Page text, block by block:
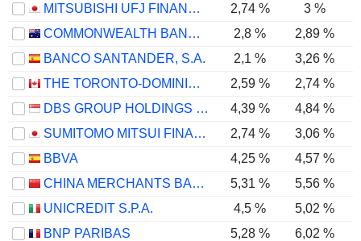
MITSUBISHI UFJ FINANCIAL GROUP, INC.
2,74 % 3 %
COMMONWEALTH BANK OF AUSTRALIA
2,8 % 2,89 %
BANCO SANTANDER, S.A.
2,1 % 3,26 %
THE TORONTO-DOMINION BANK
2,59 % 2,74 %
DBS GROUP HOLDINGS LTD
4,39 % 4,84 %
SUMITOMO MITSUI FINANCIAL GROUP, INC.
2,74 %
3,06 %
BBVA
4,25 % 4,57 %
CHINA MERCHANTS BANK CO., LTD.
5,31 %
5,56 %
UNICREDIT S.P.A.
4,5 % 5,02 %
BNP PARIBAS
5,28 %
6,02 %